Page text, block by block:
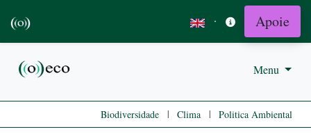
· Apoie
Menu
Biodiversidade | Clima | Politica Ambiental